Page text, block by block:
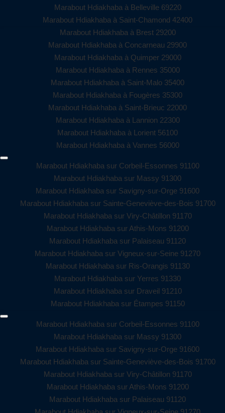
Marabout Hdiakhaba à Belleville 69220
Marabout Hdiakhaba à Saint-Chamond 42400
Marabout Hdiakhaba à Brest 29200
Marabout Hdiakhaba à Concarneau 29900
Marabout Hdiakhaba à Quimper 29000
Marabout Hdiakhaba à Rennes 35000
Marabout Hdiakhaba à Saint-Malo 35400
Marabout Hdiakhaba à Fougères 35300
Marabout Hdiakhaba à Saint-Brieuc 22000
Marabout Hdiakhaba à Lannion 22300
Marabout Hdiakhaba à Lorient 56100
Marabout Hdiakhaba à Vannes 56000
Marabout Hdiakhaba sur Corbeil-Essonnes 91100
Marabout Hdiakhaba sur Massy 91300
Marabout Hdiakhaba sur Savigny-sur-Orge 91600
Marabout Hdiakhaba sur Sainte-Geneviève-des-Bois 91700
Marabout Hdiakhaba sur Viry-Châtillon 91170
Marabout Hdiakhaba sur Athis-Mons 91200
Marabout Hdiakhaba sur Palaiseau 91120
Marabout Hdiakhaba sur Vigneux-sur-Seine 91270
Marabout Hdiakhaba sur Ris-Orangis 91130
Marabout Hdiakhaba sur Yerres 91330
Marabout Hdiakhaba sur Draveil 91210
Marabout Hdiakhaba sur Étampes 91150
Marabout Hdiakhaba sur Corbeil-Essonnes 91100
Marabout Hdiakhaba sur Massy 91300
Marabout Hdiakhaba sur Savigny-sur-Orge 91600
Marabout Hdiakhaba sur Sainte-Geneviève-des-Bois 91700
Marabout Hdiakhaba sur Viry-Châtillon 91170
Marabout Hdiakhaba sur Athis-Mons 91200
Marabout Hdiakhaba sur Palaiseau 91120